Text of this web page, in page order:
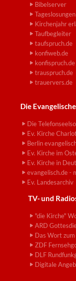
Bibelserver
Tageslosungen
Kirchenjahr
Taufbegleiter
taufspruch.de
konfiweb.de
konfispruch.de
trauspruch.de
trauervers.de
Die
Die
Ev. Kirche
Berlin
Ev. Kirche im
Ev. Kirche in
evangelisch.de -
Ev. Landesarchiv
TV- und
"die Kirche"
ARD
Das Wort
ZDF
DLF
Digitale